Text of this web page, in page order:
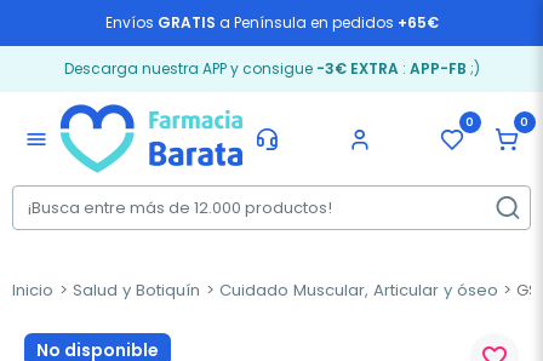
Envíos GRATIS a Península en pedidos +65€
Descarga nuestra APP y consigue -3€ EXTRA: APP-FB ;)
menu
0 0
Inicio Salud y Botiquín Cuidado Muscular, Articular y óseo
No disponible